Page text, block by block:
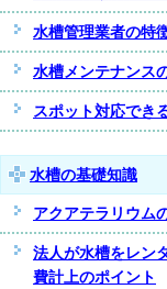
水槽管理業者の特
水槽メンテナンス
スポット対応でき
水槽の基礎知識
アクアテラリウム
法人が水槽をレン
費計上のポイント